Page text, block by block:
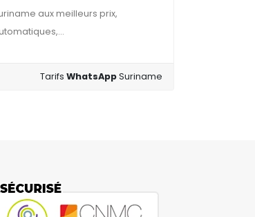
aux meilleurs prix,
TarifsWhatsAppSuriname